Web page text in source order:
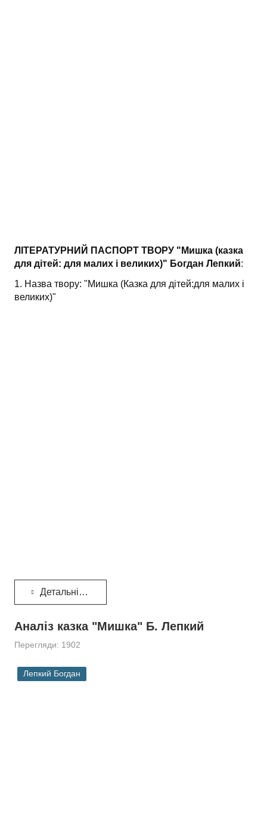
ЛІТЕРАТУРНИЙ ПАСПОРТ ТВОРУ "Мишка (казка
для дітей: для малих і великих)" Богдан Лепкий:
1. Назва твору: "Мишка (Казка для дітей:для малих і
великих)"
Детальніше...
Аналіз казка "Мишка" Б. Лепкий
Перегляди: 1902
Лепкий Богдан